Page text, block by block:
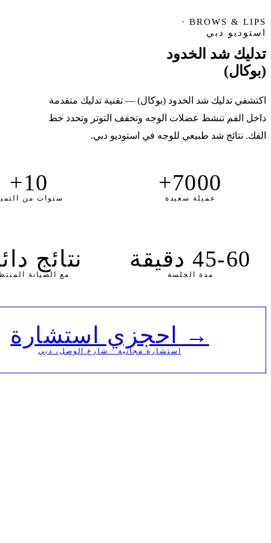
BROWS & LIPS ·
استوديو دبي
تدليك شد الخدود
(بوكال)
اكتشفي تدليك شد الخدود (بوكال) — تقنية تدليك متقدمة
داخل الفم تنشط عضلات الوجه وتخفف التوتر وتحدد خط
الفك. نتائج شد طبيعي للوجه في استوديو دبي.
7000+
عميلة سعيدة
10+
سنوات من
45-60 دقيقة
مدة الجلسة
نتائج
مع الصيانة
→ احجزي استشارة
استشارة مجانية · شارع الوصل، دبي